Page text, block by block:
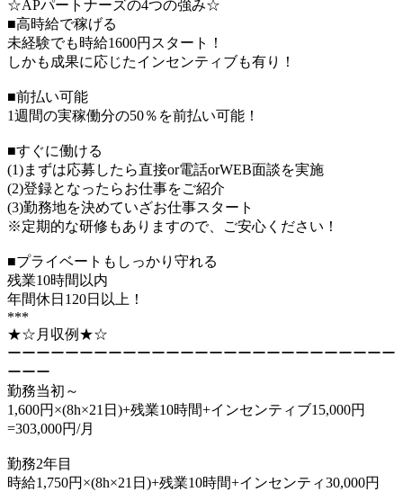
☆APパートナーズの4つの強み☆
■高時給で稼げる
未経験でも時給1600円スタート！
しかも成果に応じたインセンティブも有り！
■前払い可能
1週間の実稼働分の50％を前払い可能！
■すぐに働ける
(1)まずは応募したら直接or電話orWEB面談を実施
(2)登録となったらお仕事をご紹介
(3)勤務地を決めていざお仕事スタート
※定期的な研修もありますので、ご安心ください！
■プライベートもしっかり守れる
残業10時間以内
年間休日120日以上！
***
★☆月収例★☆
ーーーーーーーーーーーーーーーーーーーーーーーーーーー
ーーー
勤務当初～
1,600円×(8h×21日)+残業10時間+インセンティブ15,000円
=303,000円/月
勤務2年目
時給1,750円×(8h×21日)+残業10時間+インセンティ30,000円